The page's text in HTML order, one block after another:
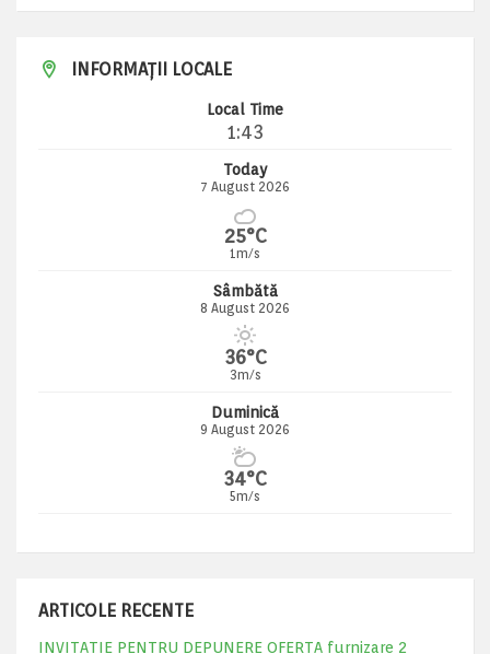
INFORMAȚII LOCALE
Local Time
1:43
Today
7 August 2026
25°C
1m/s
Sâmbătă
8 August 2026
36°C
3m/s
Duminică
9 August 2026
34°C
5m/s
ARTICOLE RECENTE
INVITATIE PENTRU DEPUNERE OFERTA furnizare 2